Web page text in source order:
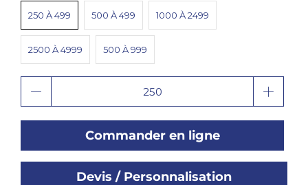
250 À 499 500 À 499 1000 À 2499
2500 À 4999 500 À 999
Commander en ligne
Devis / Personnalisation